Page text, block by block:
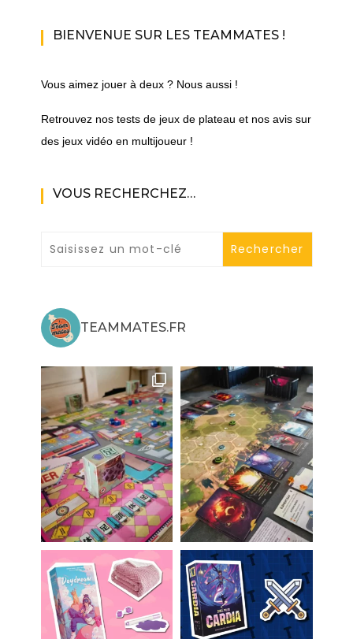
BIENVENUE SUR LES TEAMMATES !
Vous aimez jouer à deux ? Nous aussi !
Retrouvez nos tests de jeux de plateau et nos avis sur
des jeux vidéo en multijoueur !
VOUS RECHERCHEZ…
TEAMMATES.FR